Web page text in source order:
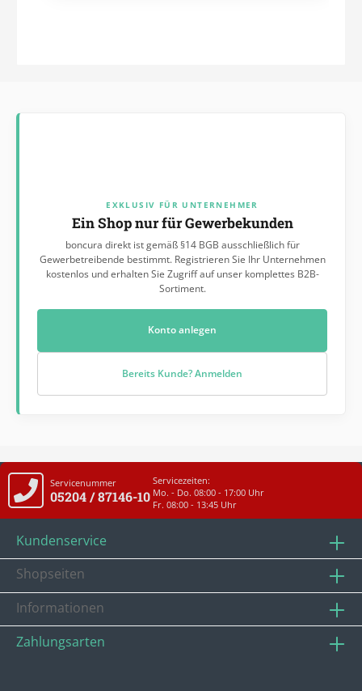
EXKLUSIV FÜR UNTERNEHMER
Ein Shop nur für Gewerbekunden
boncura direkt ist gemäß §14 BGB ausschließlich für
Gewerbetreibende bestimmt. Registrieren Sie Ihr Unternehmen
kostenlos und erhalten Sie Zugriff auf unser komplettes B2B-
Sortiment.
Konto anlegen
Bereits Kunde? Anmelden
Servicenummer
05204 / 87146-10
Servicezeiten:
Mo. - Do. 08:00 - 17:00 Uhr
Fr. 08:00 - 13:45 Uhr
Kundenservice
Shopseiten
Informationen
Zahlungsarten